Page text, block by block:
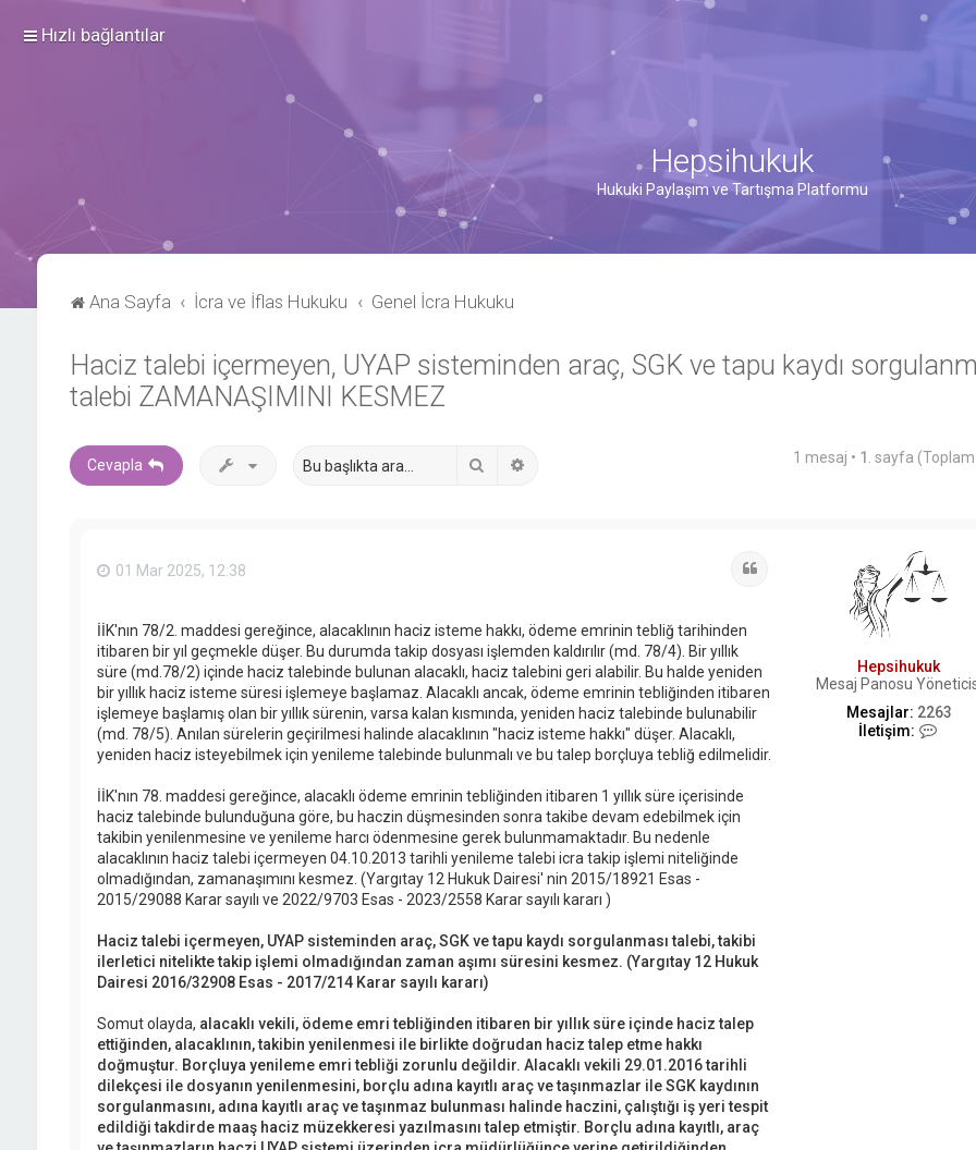
Hızlı bağlantılar
Hepsihukuk
Hukuki Paylaşım ve Tartışma Platformu
Ana Sayfa İcra ve İflas Hukuku Genel İcra Hukuku
Haciz talebi içermeyen, UYAP sisteminden araç, SGK ve tapu kaydı
talebi ZAMANAŞIMINI KESMEZ
Cevapla 1 mesaj • 1 . sayfa (Toplam
Hepsihukuk
Mesaj Panosu
Mesajlar: 2263
İletişim:
01 Mar 2025, 12:38
İİK'nın 78/2. maddesi gereğince, alacaklının haciz isteme hakkı, ödeme emrinin tebliğ tarihinden
itibaren bir yıl geçmekle düşer. Bu durumda takip dosyası işlemden kaldırılır (md. 78/4). Bir yıllık
süre (md.78/2) içinde haciz talebinde bulunan alacaklı, haciz talebini geri alabilir. Bu halde yeniden
bir yıllık haciz isteme süresi işlemeye başlamaz. Alacaklı ancak, ödeme emrinin tebliğinden itibaren
işlemeye başlamış olan bir yıllık sürenin, varsa kalan kısmında, yeniden haciz talebinde bulunabilir
(md. 78/5). Anılan sürelerin geçirilmesi halinde alacaklının "haciz isteme hakkı" düşer. Alacaklı,
yeniden haciz isteyebilmek için yenileme talebinde bulunmalı ve bu talep borçluya tebliğ edilmelidir.
İİK'nın 78. maddesi gereğince, alacaklı ödeme emrinin tebliğinden itibaren 1 yıllık süre içerisinde
haciz talebinde bulunduğuna göre, bu haczin düşmesinden sonra takibe devam edebilmek için
takibin yenilenmesine ve yenileme harcı ödenmesine gerek bulunmamaktadır. Bu nedenle
alacaklının haciz talebi içermeyen 04.10.2013 tarihli yenileme talebi icra takip işlemi niteliğinde
olmadığından, zamanaşımını kesmez. (Yargıtay 12 Hukuk Dairesi' nin 2015/18921 Esas -
2015/29088 Karar sayılı ve 2022/9703 Esas - 2023/2558 Karar sayılı kararı )
Haciz talebi içermeyen, UYAP sisteminden araç, SGK ve tapu kaydı sorgulanması talebi, takibi
ilerletici nitelikte takip işlemi olmadığından zaman aşımı süresini kesmez. (Yargıtay 12 Hukuk
Dairesi 2016/32908 Esas - 2017/214 Karar sayılı kararı)
Somut olayda, alacaklı vekili, ödeme emri tebliğinden itibaren bir yıllık süre içinde haciz talep
ettiğinden, alacaklının, takibin yenilenmesi ile birlikte doğrudan haciz talep etme hakkı
doğmuştur. Borçluya yenileme emri tebliği zorunlu değildir. Alacaklı vekili 29.01.2016 tarihli
dilekçesi ile dosyanın yenilenmesini, borçlu adına kayıtlı araç ve taşınmazlar ile SGK kaydının
sorgulanmasını, adına kayıtlı araç ve taşınmaz bulunması halinde haczini, çalıştığı iş yeri tespit
edildiği takdirde maaş haciz müzekkeresi yazılmasını talep etmiştir. Borçlu adına kayıtlı, araç